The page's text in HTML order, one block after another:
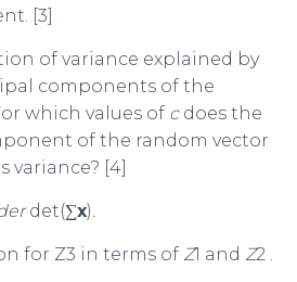
[3]
of variance explained by
components of the
which values of c does the
of the random vector
variance? [4]
det(∑x).
for Z3 in terms of Z1 and Z2 .